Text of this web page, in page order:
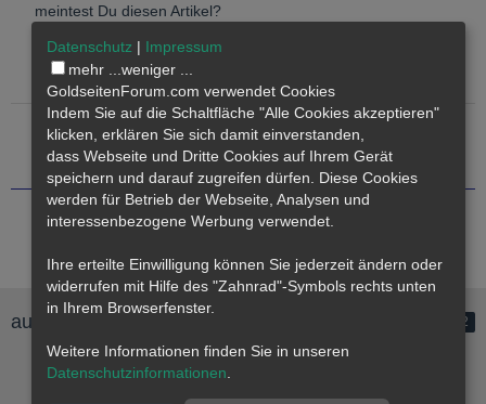
meintest Du diesen Artikel?
Schönes Wochenende!
Silberfilli
bakerfriend 10. Oktober 2022
Doc Jakob
aurora II folgt 2
Datenschutz | Impressum
mehr ... weniger ...
GoldseitenForum.com verwendet Cookies
Indem Sie auf die Schaltfläche "Alle Cookies akzeptieren"
klicken, erklären Sie sich damit einverstanden,
dass Webseite und Dritte Cookies auf Ihrem Gerät
speichern und darauf zugreifen dürfen. Diese Cookies
werden für Betrieb der Webseite, Analysen und
interessenbezogene Werbung verwendet.
Ihre erteilte Einwilligung können Sie jederzeit ändern oder
widerrufen mit Hilfe des "Zahnrad"-Symbols rechts unten
in Ihrem Browserfenster.
Weitere Informationen finden Sie in unseren
Datenschutzinformationen